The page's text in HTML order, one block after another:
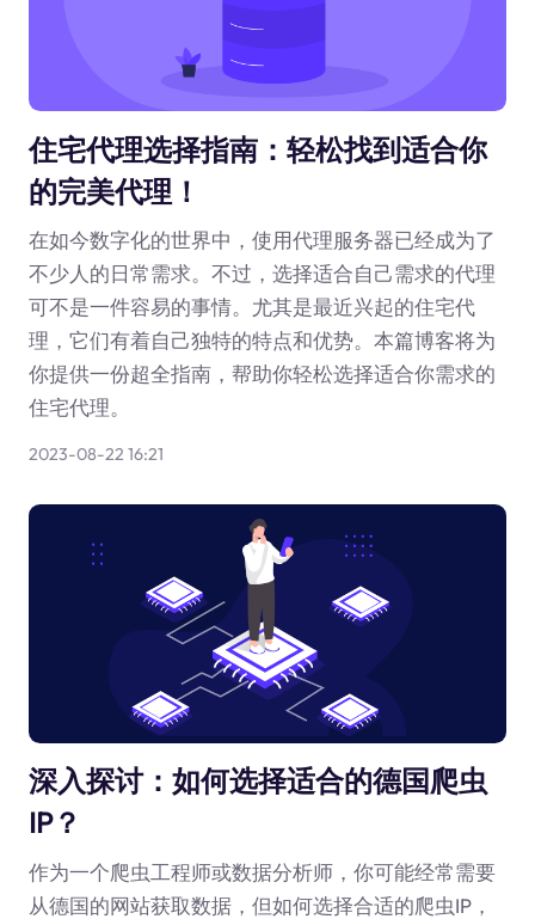
住宅代理选择指南：轻松找到适合你
的完美代理！
在如今数字化的世界中，使用代理服务器已经成为了
不少人的日常需求。不过，选择适合自己需求的代理
可不是一件容易的事情。尤其是最近兴起的住宅代
理，它们有着自己独特的特点和优势。本篇博客将为
你提供一份超全指南，帮助你轻松选择适合你需求的
住宅代理。
2023-08-22 16:21
深入探讨：如何选择适合的德国爬虫
IP？
作为一个爬虫工程师或数据分析师，你可能经常需要
从德国的网站获取数据，但如何选择合适的爬虫IP，